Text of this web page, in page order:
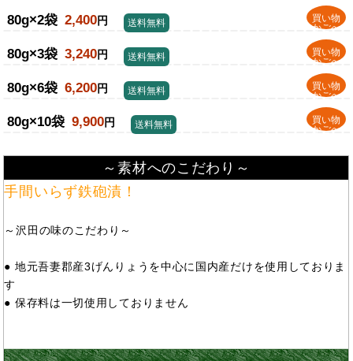
80g×2袋 2,400円
買い物
かごへ
送料無料
80g×3袋 3,240円
買い物
かごへ
送料無料
80g×6袋 6,200円
買い物
かごへ
送料無料
80g×10袋 9,900円
買い物
かごへ
送料無料
～素材へのこだわり～
手間いらず鉄砲漬！
～沢田の味のこだわり～
● 地元吾妻郡産3げんりょうを中心に国内産だけを使用しておりま
す
● 保存料は一切使用しておりません